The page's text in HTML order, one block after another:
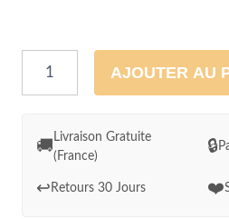
Bouledogue
Français
surfant
AJOUTER AU
🚚
Livraison Gratuite
(France)
🔒
↩️ Retours 30 Jours ❤️